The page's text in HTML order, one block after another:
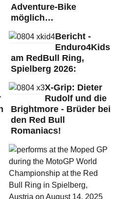
Adventure-Bike
möglich…
Bericht -
Enduro4Kids
am RedBull Ring,
Spielberg 2026:
X-Grip: Dieter
Rudolf und die
Brightmore - Brüder bei
den Red Bull
Romaniacs!